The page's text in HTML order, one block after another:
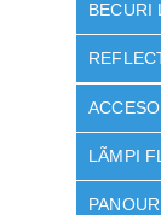
BECURI
LÃMPI